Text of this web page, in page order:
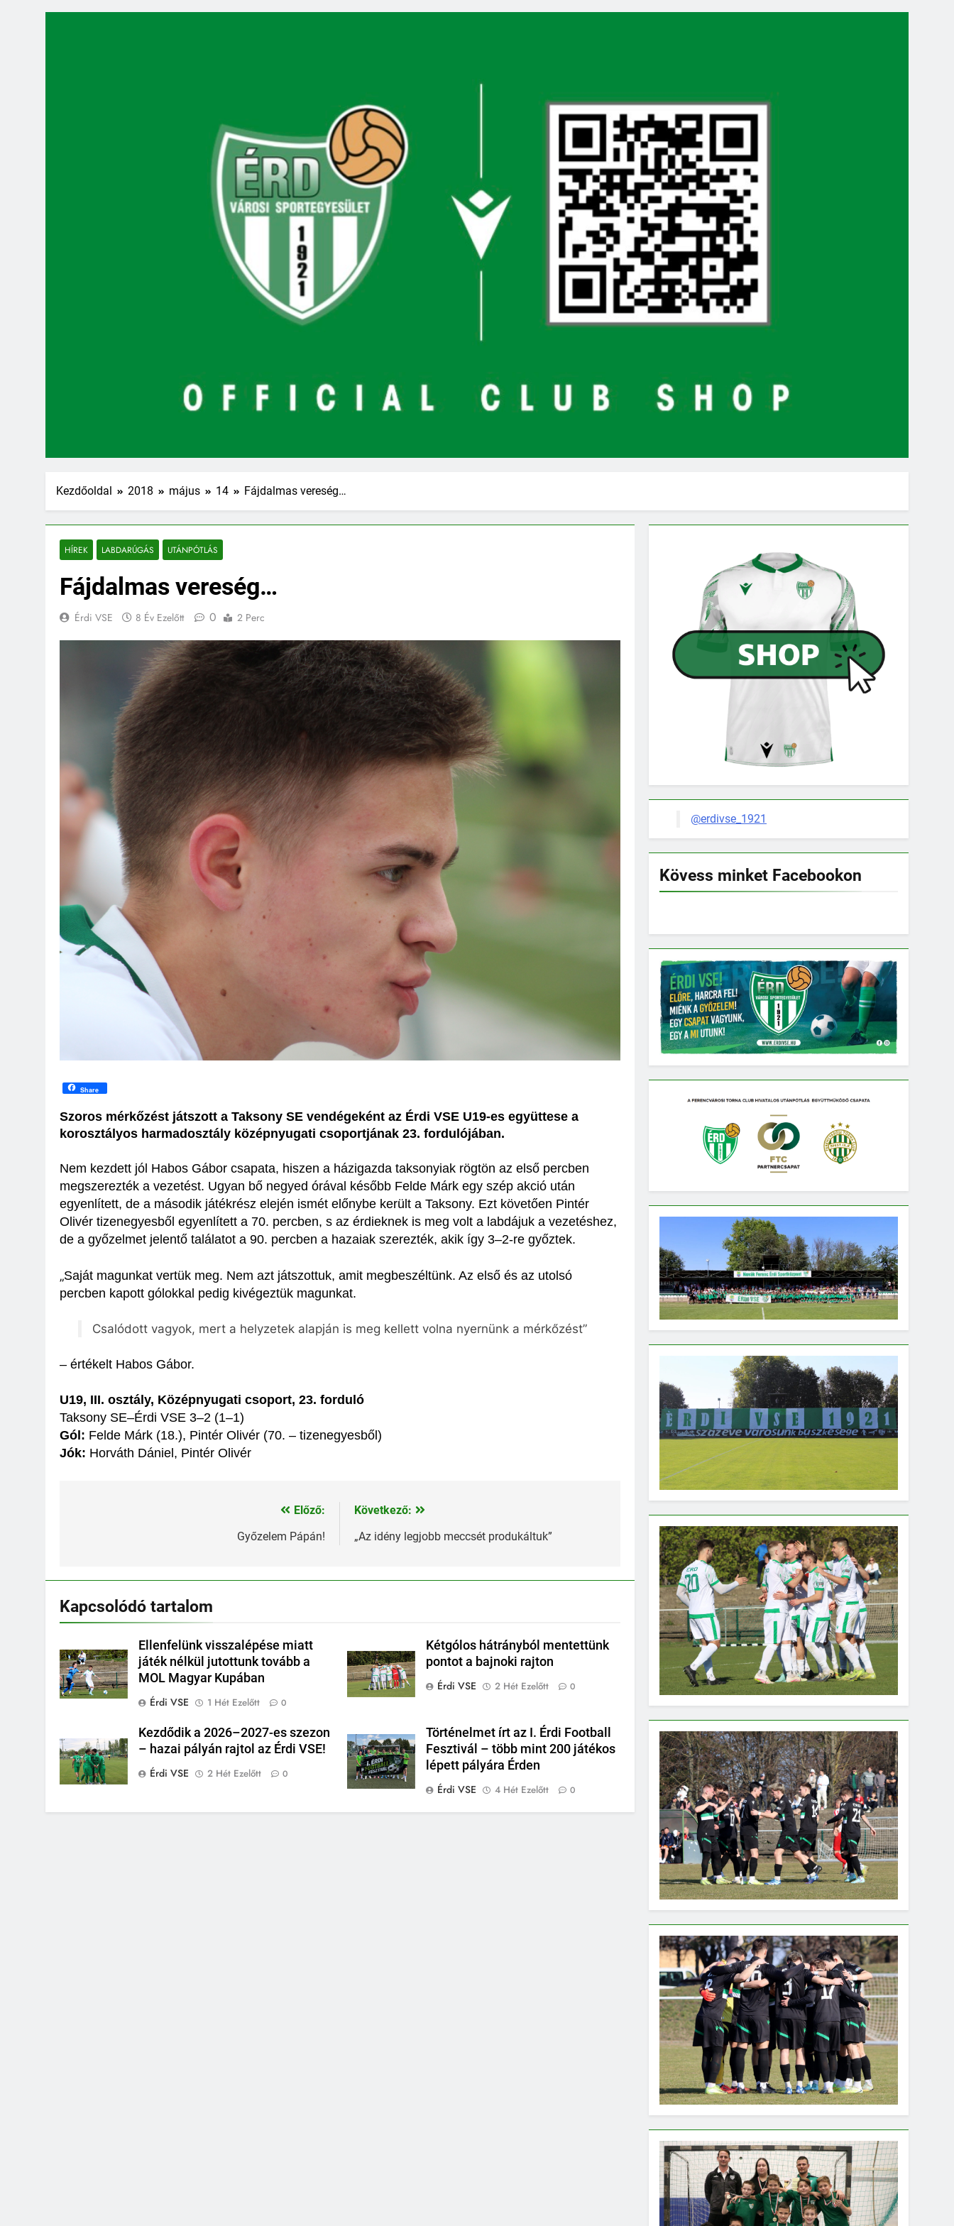
Kezdőoldal 2018 május 14 Fájdalmas vereség…
HÍREK LABDARÚGÁS UTÁNPÓTLÁS
Fájdalmas vereség…
Érdi VSE 8 Év Ezelőtt 0 2 Perc
Share
Szoros mérkőzést játszott a Taksony SE vendégeként az Érdi VSE U19-es együttese a
korosztályos harmadosztály középnyugati csoportjának 23. fordulójában.
Nem kezdett jól Habos Gábor csapata, hiszen a házigazda taksonyiak rögtön az első percben
megszerezték a vezetést. Ugyan bő negyed órával később Felde Márk egy szép akció után
egyenlített, de a második játékrész elején ismét előnybe került a Taksony. Ezt követően Pintér
Olivér tizenegyesből egyenlített a 70. percben, s az érdieknek is meg volt a labdájuk a vezetéshez,
de a győzelmet jelentő találatot a 90. percben a hazaiak szerezték, akik így 3–2-re győztek.
„Saját magunkat vertük meg. Nem azt játszottuk, amit megbeszéltünk. Az első és az utolsó
percben kapott gólokkal pedig kivégeztük magunkat.
Csalódott vagyok, mert a helyzetek alapján is meg kellett volna nyernünk a mérkőzést”
– értékelt Habos Gábor.
U19, III. osztály, Középnyugati csoport, 23. forduló
Taksony SE–Érdi VSE 3–2 (1–1)
Gól: Felde Márk (18.), Pintér Olivér (70. – tizenegyesből)
Jók: Horváth Dániel, Pintér Olivér
Előző:
Győzelem Pápán!
Következő:
„Az idény legjobb meccsét produkáltuk”
Kapcsolódó tartalom
Ellenfelünk visszalépése miatt
játék nélkül jutottunk tovább a
MOL Magyar Kupában
Érdi VSE
1 Hét Ezelőtt 0
Kétgólos hátrányból mentettünk
pontot a bajnoki rajton
Érdi VSE
2 Hét Ezelőtt 0
Kezdődik a 2026–2027-es szezon
– hazai pályán rajtol az Érdi VSE!
Érdi VSE
2 Hét Ezelőtt 0
Történelmet írt az I. Érdi Football
Fesztivál – több mint 200 játékos
lépett pályára Érden
Érdi VSE
4 Hét Ezelőtt 0
@erdivse_1921
Kövess minket Facebookon